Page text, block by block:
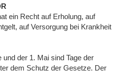
ein Recht auf Erholung, auf
auf Versorgung bei Krankheit
und der 1. Mai sind Tage der
dem Schutz der Gesetze. Der